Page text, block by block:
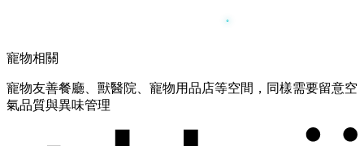
寵物相關
寵物友善餐廳、獸醫院、寵物用品店等空間，同樣需要留意空
氣品質與異味管理